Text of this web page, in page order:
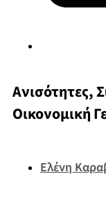
Ανισότητες,
Οικονομική
Ελένη